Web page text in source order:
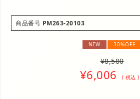
商品番号 PM263-20103
NEW 30%OFF
¥8,580
¥6,006 税込